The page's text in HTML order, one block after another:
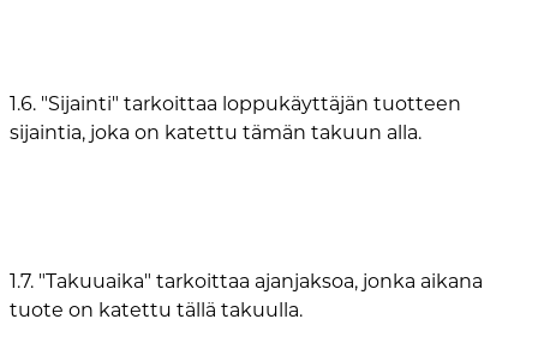
1.6. "Sijainti" tarkoittaa loppukäyttäjän tuotteen
sijaintia, joka on katettu tämän takuun alla.
1.7. "Takuuaika" tarkoittaa ajanjaksoa, jonka aikana
tuote on katettu tällä takuulla.